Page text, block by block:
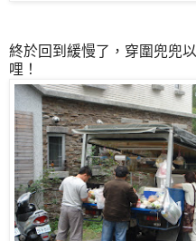
終於回到緩慢了，穿圍兜兜
哩！